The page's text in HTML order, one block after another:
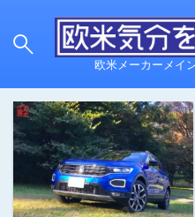
欧米メーカーメイ